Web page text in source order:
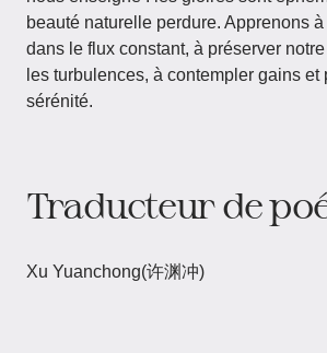
beauté naturelle perdure. Apprenons
dans le flux constant, à préserver
les turbulences, à contempler gains et
sérénité.
Traducteur de
Xu Yuanchong(许渊冲)